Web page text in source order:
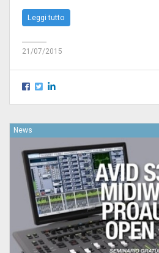
Leggi tutto
21/07/2015
News